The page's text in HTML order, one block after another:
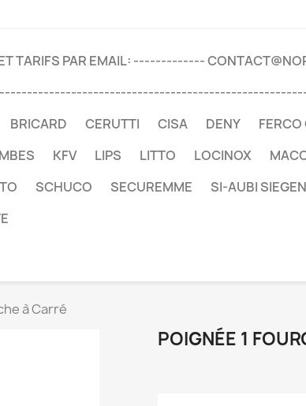
TARIFS PAR EMAIL: -------------
BRICARD CERUTTI CISA DENY FERCO
KFV LIPS LITTO LOCINOX
SCHUCO SECUREMME SI-AUBI
à Carré
POIGNÉE 1